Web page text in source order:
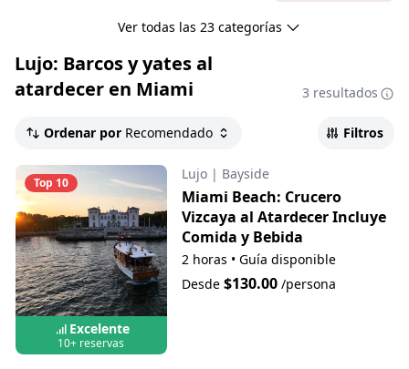
Ver todas las 23 categorías
Lujo: Barcos y yates al
atardecer en Miami
3 resultados
Ordenar por Recomendado Filtros
Top 10
Excelente
10+ reservas
Lujo | Bayside
Miami Beach: Crucero
Vizcaya al Atardecer Incluye
Comida y Bebida
2 horas • Guía disponible
Desde $130.00/persona